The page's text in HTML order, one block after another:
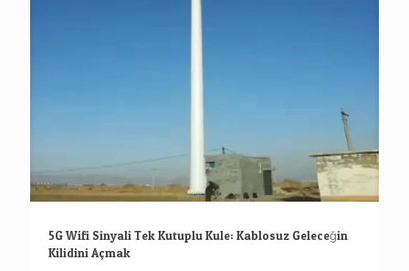
5G Wifi Sinyali Tek Kutuplu Kule: Kablosuz Geleceğin
Kilidini Açmak